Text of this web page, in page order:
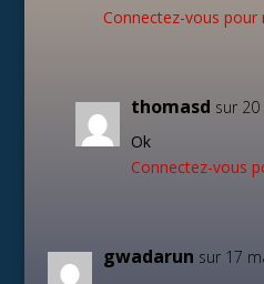
Connectez-vous pour
thomasd sur
Ok
Connectez-vous
gwadarun sur 17